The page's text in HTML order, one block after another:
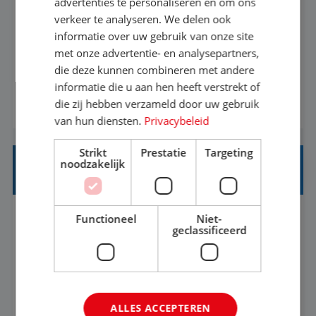
Met jouw ervaring in de reisbranche of
achtergrond in toerisme ben je klaar voor de
volgende stap. Vanaf je stoel reis je de hele
wereld over en speel je moeiteloos in op de
wensen van je team, je klant en wat er in de
reiswereld gebeurt. Met je enthousiasme weet je
klanten te overtuigen om die droomreis te
boeken! ...
BEKIJK VACATURE
REISADVISEUR ALLROUND
Aalsmeer, Noord-Holland, Nederland
Baan
MBO
het nu voor jezelf is, of voor een ander: jij vindt
verkeer te analyseren. We delen ook
informatie over uw gebruik van onze site
met onze advertentie- en analysepartners,
die deze kunnen combineren met andere
informatie die u aan hen heeft verstrekt of
die zij hebben verzameld door uw gebruik
van hun diensten. Privacybeleid
Strikt
noodzakelijk
Prestatie Targeting
Functioneel
Niet-
geclassificeerd
ALLES ACCEPTEREN